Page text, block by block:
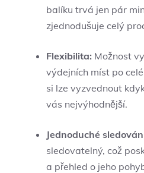
balíku trvá jen pár
zjednodušuje celý
Flexibilita: Možnost
výdejních míst po
si lze vyzvednout
vás nejvýhodnější.
Jednoduché
sledovatelný, což
a přehled o jeho